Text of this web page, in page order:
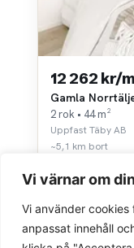
Vi värnar om
Vi använder
anpassat innehåll
12 262 kr/
Gamla
2 rok • 44 m²
Uppfast Täby AB
~5,1 km bort